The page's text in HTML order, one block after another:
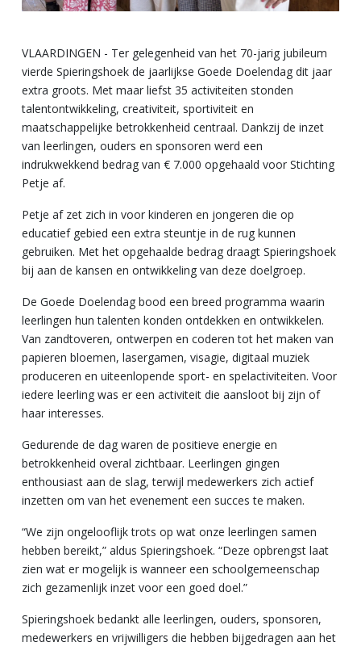
VLAARDINGEN - Ter gelegenheid van het 70-jarig jubileum
vierde Spieringshoek de jaarlijkse Goede Doelendag dit jaar
extra groots. Met maar liefst 35 activiteiten stonden
talentontwikkeling, creativiteit, sportiviteit en
maatschappelijke betrokkenheid centraal. Dankzij de inzet
van leerlingen, ouders en sponsoren werd een
indrukwekkend bedrag van € 7.000 opgehaald voor Stichting
Petje af.
Petje af zet zich in voor kinderen en jongeren die op
educatief gebied een extra steuntje in de rug kunnen
gebruiken. Met het opgehaalde bedrag draagt Spieringshoek
bij aan de kansen en ontwikkeling van deze doelgroep.
De Goede Doelendag bood een breed programma waarin
leerlingen hun talenten konden ontdekken en ontwikkelen.
Van zandtoveren, ontwerpen en coderen tot het maken van
papieren bloemen, lasergamen, visagie, digitaal muziek
produceren en uiteenlopende sport- en spelactiviteiten. Voor
iedere leerling was er een activiteit die aansloot bij zijn of
haar interesses.
Gedurende de dag waren de positieve energie en
betrokkenheid overal zichtbaar. Leerlingen gingen
enthousiast aan de slag, terwijl medewerkers zich actief
inzetten om van het evenement een succes te maken.
“We zijn ongelooflijk trots op wat onze leerlingen samen
hebben bereikt,” aldus Spieringshoek. “Deze opbrengst laat
zien wat er mogelijk is wanneer een schoolgemeenschap
zich gezamenlijk inzet voor een goed doel.”
Spieringshoek bedankt alle leerlingen, ouders, sponsoren,
medewerkers en vrijwilligers die hebben bijgedragen aan het